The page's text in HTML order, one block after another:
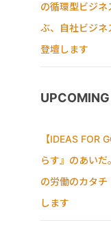
の循環型ビジ
ぶ、自社ビジネ
登壇します
【IDEAS FOR
らす』のあい
の労働のカタ
します